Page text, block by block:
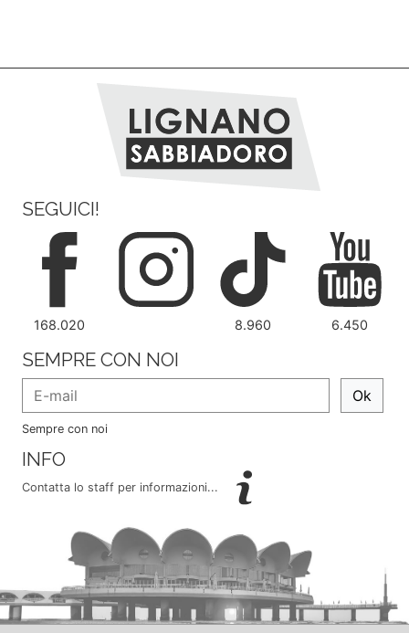
SEGUICI!
168.020 8.960 6.450
SEMPRE CON NOI
Ok
Sempre con noi
INFO
Contatta lo staff per informazioni...